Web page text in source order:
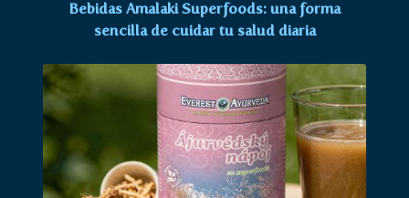
Bebidas Amalaki Superfoods: una forma
sencilla de cuidar tu salud diaria